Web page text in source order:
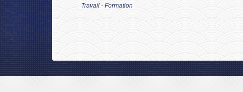
Travail - Formation